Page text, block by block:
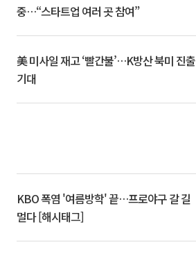
중…“스타트업 여러 곳 참여”
美 미사일 재고 ‘빨간불’…K방산 북미 진출
기대
KBO 폭염 '여름방학' 끝…프로야구 갈 길
멀다 [해시태그]